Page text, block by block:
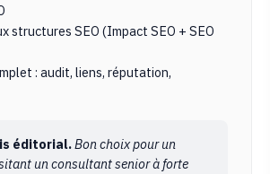
structures SEO (Impact SEO + SEO
: audit, liens, réputation,
éditorial.Bon choix pour un
un consultant senior à forte